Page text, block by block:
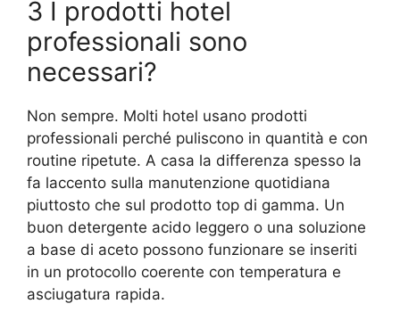
3 I prodotti hotel
professionali sono
necessari?
Non sempre. Molti hotel usano prodotti
professionali perché puliscono in quantità e con
routine ripetute. A casa la differenza spesso la
fa laccento sulla manutenzione quotidiana
piuttosto che sul prodotto top di gamma. Un
buon detergente acido leggero o una soluzione
a base di aceto possono funzionare se inseriti
in un protocollo coerente con temperatura e
asciugatura rapida.